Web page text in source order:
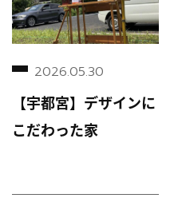
【宇都宮】デザインに
こだわった家
2026.05.30